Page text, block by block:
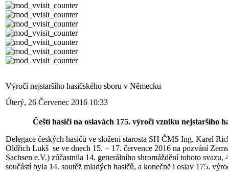
Výročí nejstaršího hasičského sboru v Německu
Úterý, 26 Červenec 2016 10:33
Čeští hasiči na oslavách 175. výročí vzniku nejstaršího
Delegace českých hasičů ve složení starosta SH ČMS Ing. Karel
Oldřich Lukš se ve dnech 15. − 17. července 2016 na pozvání
Sachsen e.V.) zúčastnila 14. generálního shromáždění tohoto
součástí byla 14. soutěž mladých hasičů, a konečně i oslav 175.